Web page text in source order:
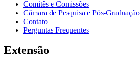
Comitês e Comissões
Câmara de Pesquisa e Pós-Graduação
Contato
Perguntas Frequentes
Extensão